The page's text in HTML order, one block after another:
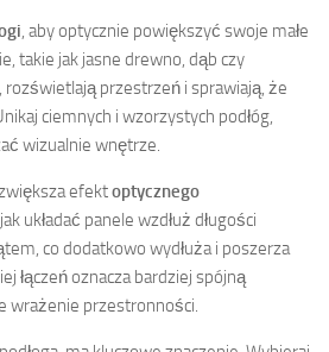
, aby optycznie powiększyć swoje małe
takie jak jasne drewno, dąb czy
przestrzeń i sprawiają, że
ciemnych i wzorzystych podłóg,
wizualnie wnętrze.
efektoptycznego
układać panele wzdłuż długości
co dodatkowo wydłuża i poszerza
łączeń oznacza bardziej spójną
wrażenie przestronności.